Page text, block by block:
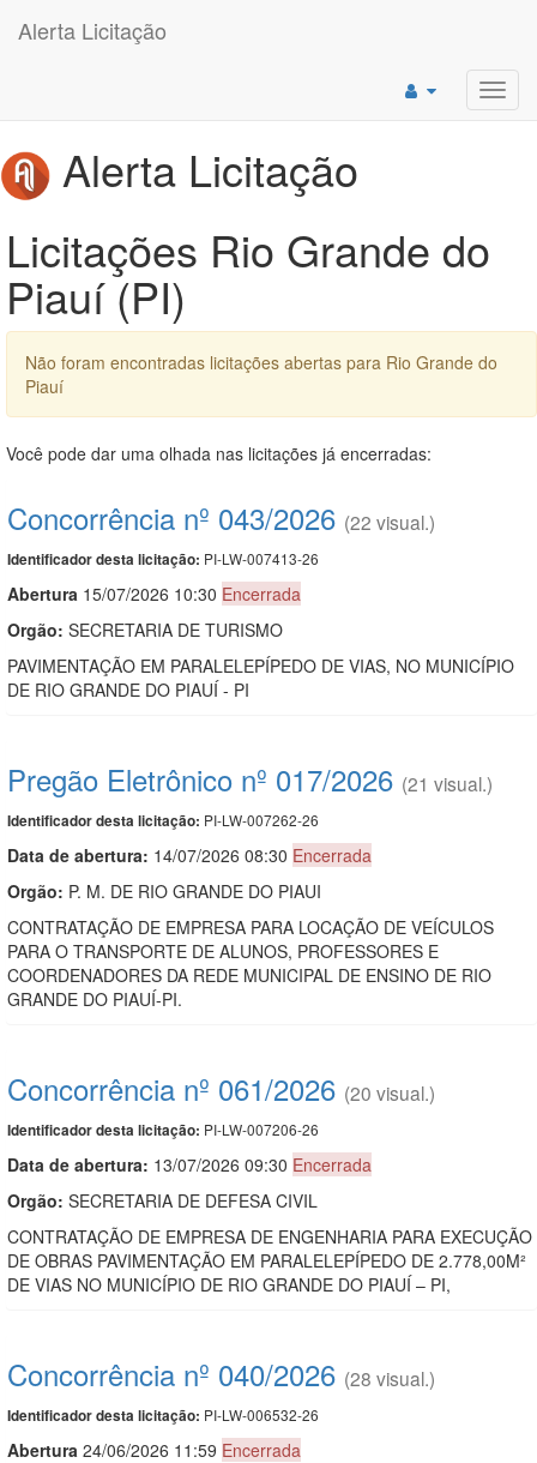
Alerta Licitação
Alerta Licitação
Licitações Rio Grande do
Piauí (PI)
Não foram encontradas licitações abertas para Rio Grande do
Piauí
Você pode dar uma olhada nas licitações já encerradas:
Concorrência nº 043/2026 (22 visual.)
Identificador desta licitação: PI-LW-007413-26
Abertura 15/07/2026 10:30 Encerrada
Orgão: SECRETARIA DE TURISMO
PAVIMENTAÇÃO EM PARALELEPÍPEDO DE VIAS, NO MUNICÍPIO
DE RIO GRANDE DO PIAUÍ - PI
Pregão Eletrônico nº 017/2026 (21 visual.)
Identificador desta licitação: PI-LW-007262-26
Data de abertura: 14/07/2026 08:30 Encerrada
Orgão: P. M. DE RIO GRANDE DO PIAUI
CONTRATAÇÃO DE EMPRESA PARA LOCAÇÃO DE VEÍCULOS
PARA O TRANSPORTE DE ALUNOS, PROFESSORES E
COORDENADORES DA REDE MUNICIPAL DE ENSINO DE RIO
GRANDE DO PIAUÍ-PI.
Concorrência nº 061/2026 (20 visual.)
Identificador desta licitação: PI-LW-007206-26
Data de abertura: 13/07/2026 09:30 Encerrada
Orgão: SECRETARIA DE DEFESA CIVIL
CONTRATAÇÃO DE EMPRESA DE ENGENHARIA PARA EXECUÇÃO
DE OBRAS PAVIMENTAÇÃO EM PARALELEPÍPEDO DE 2.778,00M²
DE VIAS NO MUNICÍPIO DE RIO GRANDE DO PIAUÍ – PI,
Concorrência nº 040/2026 (28 visual.)
Identificador desta licitação: PI-LW-006532-26
Abertura 24/06/2026 11:59 Encerrada